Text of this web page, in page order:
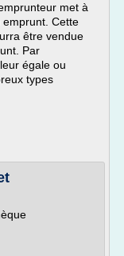
met à
Cette
être vendue
Par
égale ou
types